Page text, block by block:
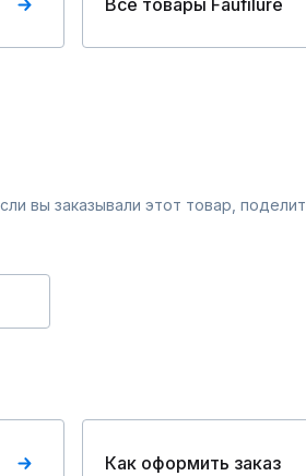
Все товары Faufilure
вы заказывали этот товар,
Как оформить заказ